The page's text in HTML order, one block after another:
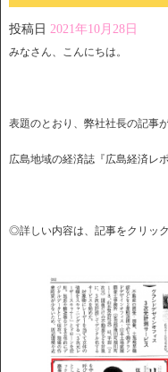
投稿日 2021年10月28日
みなさん、こんにちは。
表題のとおり、弊社社長の記事が
広島地域の経済誌『広島経済レ
◎詳しい内容は、記事をクリッ